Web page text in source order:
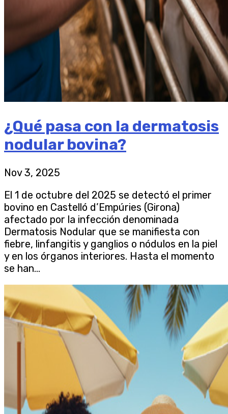
¿Qué pasa con la dermatosis
nodular bovina?
Nov 3, 2025
El 1 de octubre del 2025 se detectó el primer
bovino en Castelló d’Empúries (Girona)
afectado por la infección denominada
Dermatosis Nodular que se manifiesta con
fiebre, linfangitis y ganglios o nódulos en la piel
y en los órganos interiores. Hasta el momento
se han...